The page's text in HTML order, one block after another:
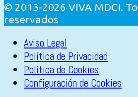
© 2013-2026 VIVA MDCI.
reservados
Aviso Legal
Política de Privacidad
Política de Cookies
Configuración de Cookies